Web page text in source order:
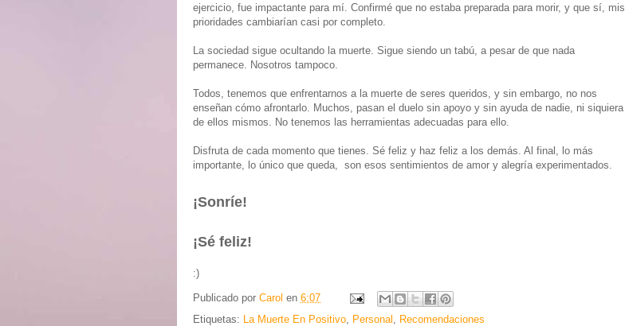
ejercicio, fue impactante para mí. Confirmé que no estaba preparada para morir, y que sí, mis
prioridades cambiarían casi por completo.
La sociedad sigue ocultando la muerte. Sigue siendo un tabú, a pesar de que nada
permanece. Nosotros tampoco.
Todos, tenemos que enfrentarnos a la muerte de seres queridos, y sin embargo, no nos
enseñan cómo afrontarlo. Muchos, pasan el duelo sin apoyo y sin ayuda de nadie, ni siquiera
de ellos mismos. No tenemos las herramientas adecuadas para ello.
Disfruta de cada momento que tienes. Sé feliz y haz feliz a los demás. Al final, lo más
importante, lo único que queda, son esos sentimientos de amor y alegría experimentados.
¡Sonríe!
¡Sé feliz!
:)
Publicado por Carol en 6:07
Etiquetas: La Muerte En Positivo, Personal , Recomendaciones